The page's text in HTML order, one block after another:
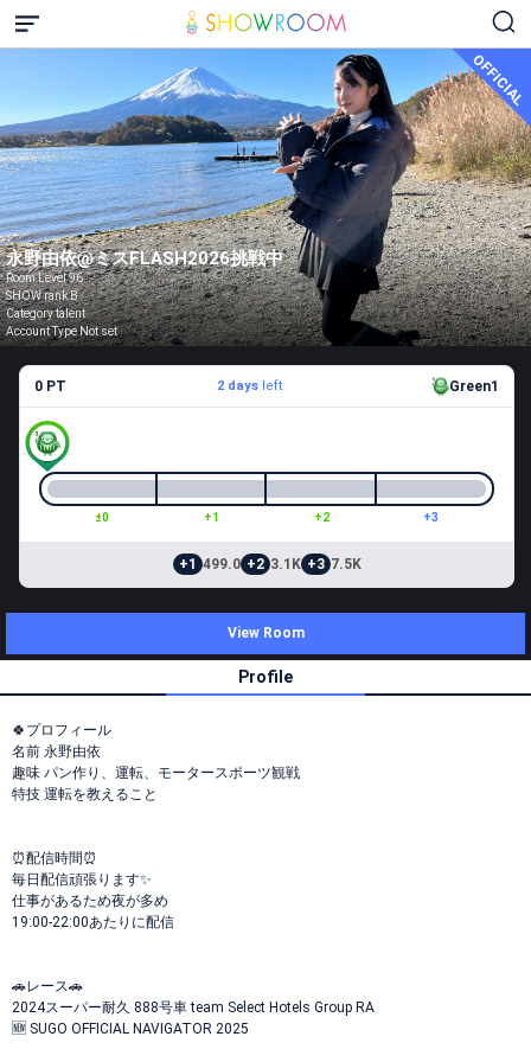
OFFICIAL
永野由依@ミスFLASH2026挑戦中
Room Level 96
SHOW rank B
Category talent
Account Type Not set
0 PT 2 daysleft Green1
±0 +1 +2 +3
+1 499.0 +2 3.1K +3 7.5K
View Room
Profile
🍀プロフィール
名前 永野由依
趣味 パン作り、運転、モータースポーツ観戦
特技 運転を教えること
⏰配信時間⏰
毎日配信頑張ります✨️
仕事があるため夜が多め
19:00-22:00あたりに配信
🚗レース🚗
2024スーパー耐久 888号車 team Select Hotels Group RA
🆕 SUGO OFFICIAL NAVIGATOR 2025